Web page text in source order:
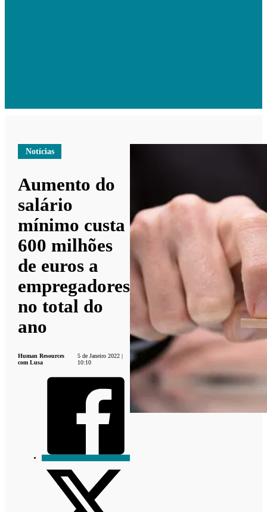
Notícias
Aumento do
salário
mínimo custa
600 milhões
de euros a
empregadores
no total do
ano
Human Resources
com Lusa
5 de Janeiro 2022 |
10:10